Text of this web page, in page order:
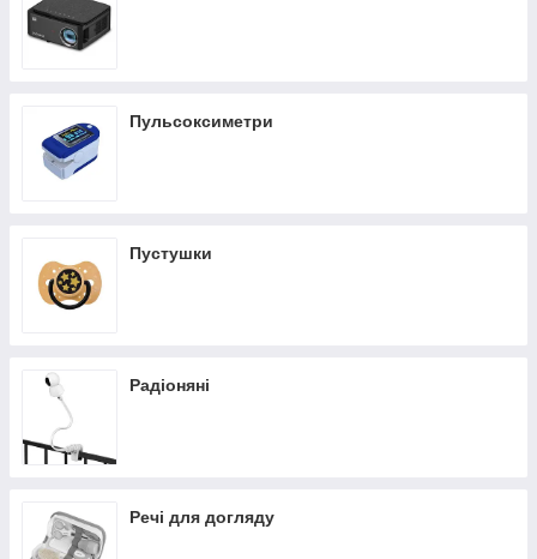
Пульсоксиметри
Пустушки
Радіоняні
Речі для догляду